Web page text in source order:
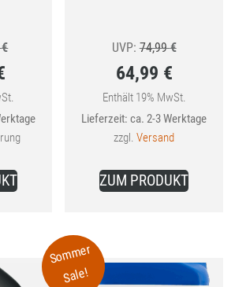
€Ursprünglicher
war:
129,99 €
€.
UVP: 74,99€
war:
74,99 €
64,99 €
Aktueller
Preis
64,99 €.
Enthält 19% MwSt.
Lieferzeit: ca. 2-3 Werktage
zzgl.Versand
ZUM PRODUKT
Sommer
Sale!